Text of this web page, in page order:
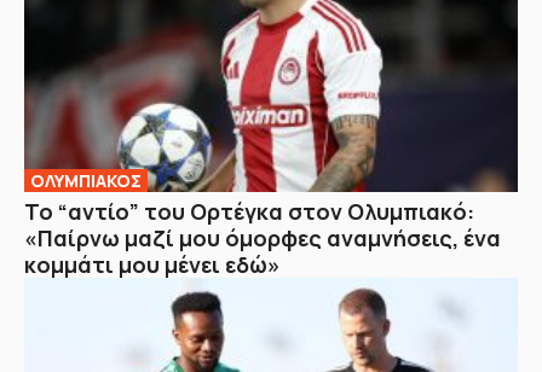
ΟΛΥΜΠΙΑΚΟΣ
Το “αντίο” του Ορτέγκα στον Ολυμπιακό:
«Παίρνω μαζί μου όμορφες αναμνήσεις, ένα
κομμάτι μου μένει εδώ»